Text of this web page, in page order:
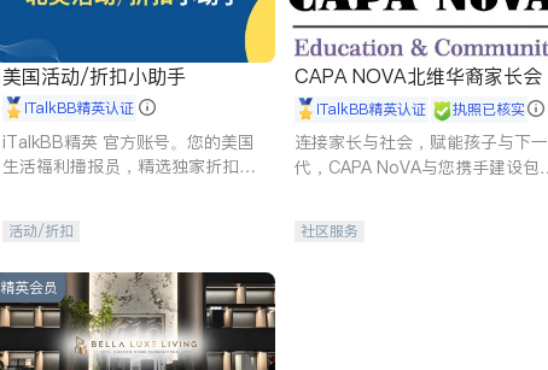
美国活动/折扣小助手
iTalkBB精英认证
iTalkBB精英 官方账号。您的美国
生活福利播报员，精选独家折扣、
活动/折扣
CAPA NOVA北维华裔家长会
iTalkBB精英认证 执照已核实
连接家长与社会，赋能孩子与下一
代，CAPA NoVA与您携手建设包
社区服务
精英会员